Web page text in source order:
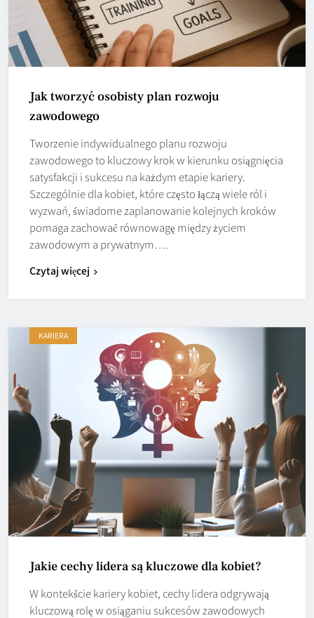
Jak tworzyć osobisty plan rozwoju
zawodowego
Tworzenie indywidualnego planu rozwoju
zawodowego to kluczowy krok w kierunku osiągnięcia
satysfakcji i sukcesu na każdym etapie kariery.
Szczególnie dla kobiet, które często łączą wiele ról i
wyzwań, świadome zaplanowanie kolejnych kroków
pomaga zachować równowagę między życiem
zawodowym a prywatnym….
Czytaj więcej
KARIERA
Jakie cechy lidera są kluczowe dla kobiet?
W kontekście kariery kobiet, cechy lidera odgrywają
kluczową rolę w osiąganiu sukcesów zawodowych